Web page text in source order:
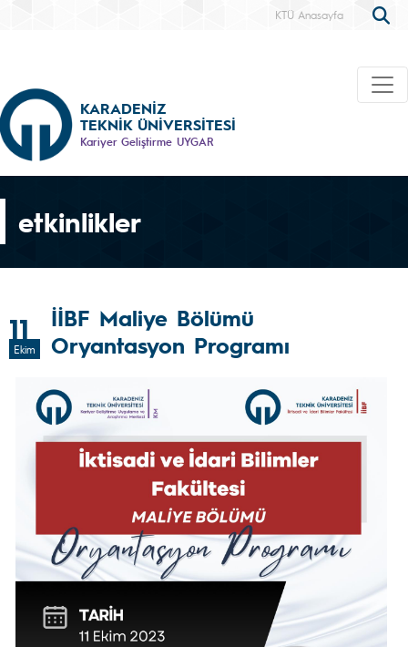
KTÜ Anasayfa
KARADENİZ
TEKNİK ÜNİVERSİTESİ
Kariyer Geliştirme UYGAR
etkinlikler
11
Ekim
İİBF Maliye Bölümü
Oryantasyon Programı